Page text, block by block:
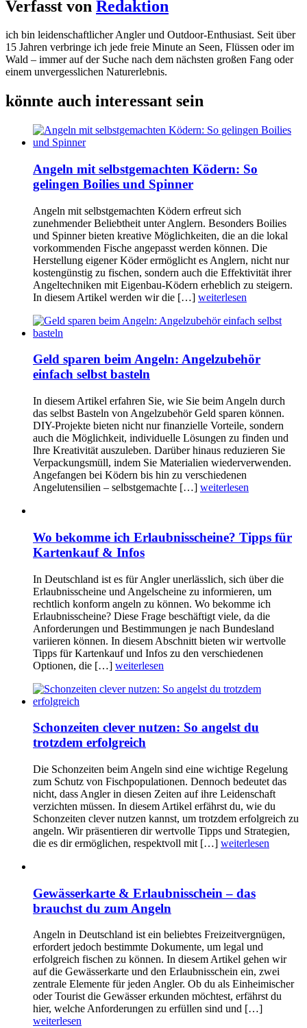
Verfasst von Redaktion
ich bin leidenschaftlicher Angler und Outdoor-Enthusiast. Seit über
15 Jahren verbringe ich jede freie Minute an Seen, Flüssen oder im
Wald – immer auf der Suche nach dem nächsten großen Fang oder
einem unvergesslichen Naturerlebnis.
könnte auch interessant sein
Angeln mit selbstgemachten Ködern: So
gelingen Boilies und Spinner
Angeln mit selbstgemachten Ködern erfreut sich
zunehmender Beliebtheit unter Anglern. Besonders Boilies
und Spinner bieten kreative Möglichkeiten, die an die lokal
vorkommenden Fische angepasst werden können. Die
Herstellung eigener Köder ermöglicht es Anglern, nicht nur
kostengünstig zu fischen, sondern auch die Effektivität ihrer
Angeltechniken mit Eigenbau-Ködern erheblich zu steigern.
In diesem Artikel werden wir die […] weiterlesen
Geld sparen beim Angeln: Angelzubehör
einfach selbst basteln
In diesem Artikel erfahren Sie, wie Sie beim Angeln durch
das selbst Basteln von Angelzubehör Geld sparen können.
DIY-Projekte bieten nicht nur finanzielle Vorteile, sondern
auch die Möglichkeit, individuelle Lösungen zu finden und
Ihre Kreativität auszuleben. Darüber hinaus reduzieren Sie
Verpackungsmüll, indem Sie Materialien wiederverwenden.
Angefangen bei Ködern bis hin zu verschiedenen
Angelutensilien – selbstgemachte […] weiterlesen
Wo bekomme ich Erlaubnisscheine? Tipps für
Kartenkauf & Infos
In Deutschland ist es für Angler unerlässlich, sich über die
Erlaubnisscheine und Angelscheine zu informieren, um
rechtlich konform angeln zu können. Wo bekomme ich
Erlaubnisscheine? Diese Frage beschäftigt viele, da die
Anforderungen und Bestimmungen je nach Bundesland
variieren können. In diesem Abschnitt bieten wir wertvolle
Tipps für Kartenkauf und Infos zu den verschiedenen
Optionen, die […] weiterlesen
Schonzeiten clever nutzen: So angelst du
trotzdem erfolgreich
Die Schonzeiten beim Angeln sind eine wichtige Regelung
zum Schutz von Fischpopulationen. Dennoch bedeutet das
nicht, dass Angler in diesen Zeiten auf ihre Leidenschaft
verzichten müssen. In diesem Artikel erfährst du, wie du
Schonzeiten clever nutzen kannst, um trotzdem erfolgreich zu
angeln. Wir präsentieren dir wertvolle Tipps und Strategien,
die es dir ermöglichen, respektvoll mit […] weiterlesen
Gewässerkarte & Erlaubnisschein – das
brauchst du zum Angeln
Angeln in Deutschland ist ein beliebtes Freizeitvergnügen,
erfordert jedoch bestimmte Dokumente, um legal und
erfolgreich fischen zu können. In diesem Artikel gehen wir
auf die Gewässerkarte und den Erlaubnisschein ein, zwei
zentrale Elemente für jeden Angler. Ob du als Einheimischer
oder Tourist die Gewässer erkunden möchtest, erfährst du
hier, welche Anforderungen zu erfüllen sind und […]
weiterlesen